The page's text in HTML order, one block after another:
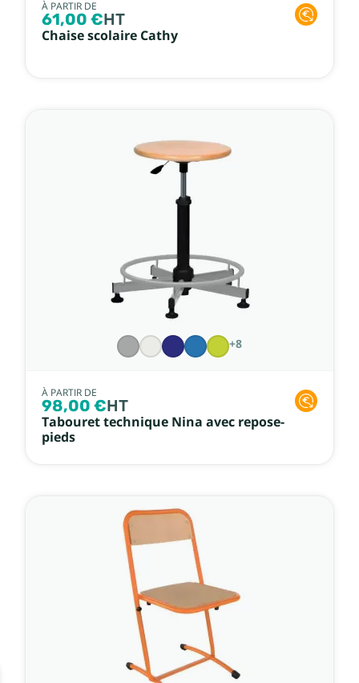
À PARTIR DE
61,00 €HT
Chaise scolaire Cathy
+8
À PARTIR DE
98,00 €HT
Tabouret technique Nina avec repose-
pieds